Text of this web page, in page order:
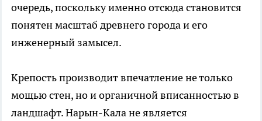
очередь, поскольку именно отсюда становится
понятен масштаб древнего города и его
инженерный замысел.
Крепость производит впечатление не только
мощью стен, но и органичной вписанностью в
ландшафт. Нарын-Кала не является